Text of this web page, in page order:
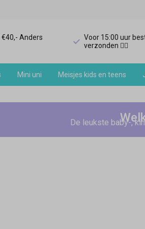
Anders
Voor 15:00 uur
verzonden 🏃‍♀️
Mini uni Meisjes kids en teens
De leukste baby-,